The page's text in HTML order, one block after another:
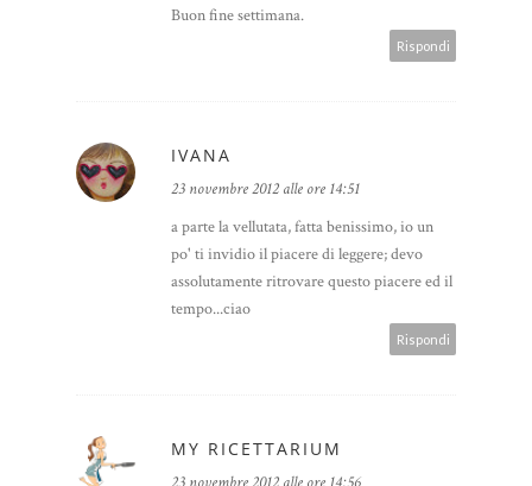
Buon fine settimana.
Rispondi
IVANA
23 novembre 2012 alle ore 14:51
a parte la vellutata, fatta benissimo, io un
po' ti invidio il piacere di leggere; devo
assolutamente ritrovare questo piacere ed il
tempo...ciao
Rispondi
MY RICETTARIUM